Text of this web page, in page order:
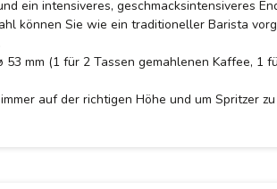
ein intensiveres, geschmacksintensiveres
können Sie wie ein traditioneller Barista
mm (1 für 2 Tassen gemahlenen Kaffee, 1
auf der richtigen Höhe und um Spritzer